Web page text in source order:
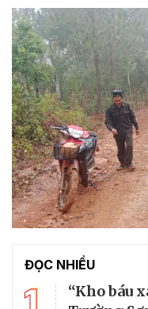
ĐỌC NHIỀU
1
“Kho báu